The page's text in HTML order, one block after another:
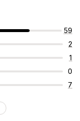
59
2
1
0
7